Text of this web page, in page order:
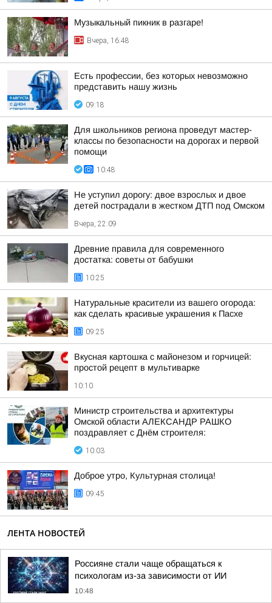
Музыкальный пикник в разгаре!
Вчера, 16:48
Есть профессии, без которых невозможно
представить нашу жизнь
09:18
Для школьников региона проведут мастер-
классы по безопасности на дорогах и первой
помощи
10:48
Не уступил дорогу: двое взрослых и двое
детей пострадали в жестком ДТП под Омском
Вчера, 22:09
Древние правила для современного
достатка: советы от бабушки
10:25
Натуральные красители из вашего огорода:
как сделать красивые украшения к Пасхе
09:25
Вкусная картошка с майонезом и горчицей:
простой рецепт в мультиварке
10:10
Министр строительства и архитектуры
Омской области АЛЕКСАНДР РАШКО
поздравляет с Днём строителя:
10:03
Доброе утро, Культурная столица!
09:45
ЛЕНТА НОВОСТЕЙ
Россияне стали чаще обращаться к
психологам из-за зависимости от ИИ
10:48